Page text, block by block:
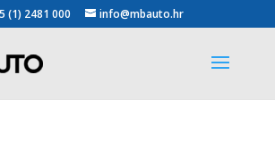
(1) 2481 000 info@mbauto.hr